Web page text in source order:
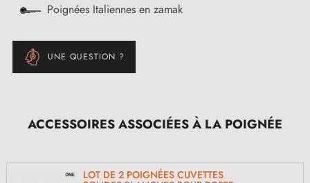
Poignées Italiennes en zamak
UNE QUESTION ?
ACCESSOIRES ASSOCIÉES À LA POIGNÉE
LOT DE 2 POIGNÉES CUVETTES